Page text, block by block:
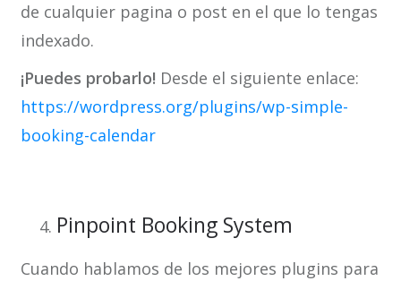
de cualquier pagina o post en el que lo tengas
indexado.
¡Puedes probarlo! Desde el siguiente enlace:
https://wordpress.org/plugins/wp-simple-
booking-calendar
Pinpoint Booking System
Cuando hablamos de los mejores plugins para